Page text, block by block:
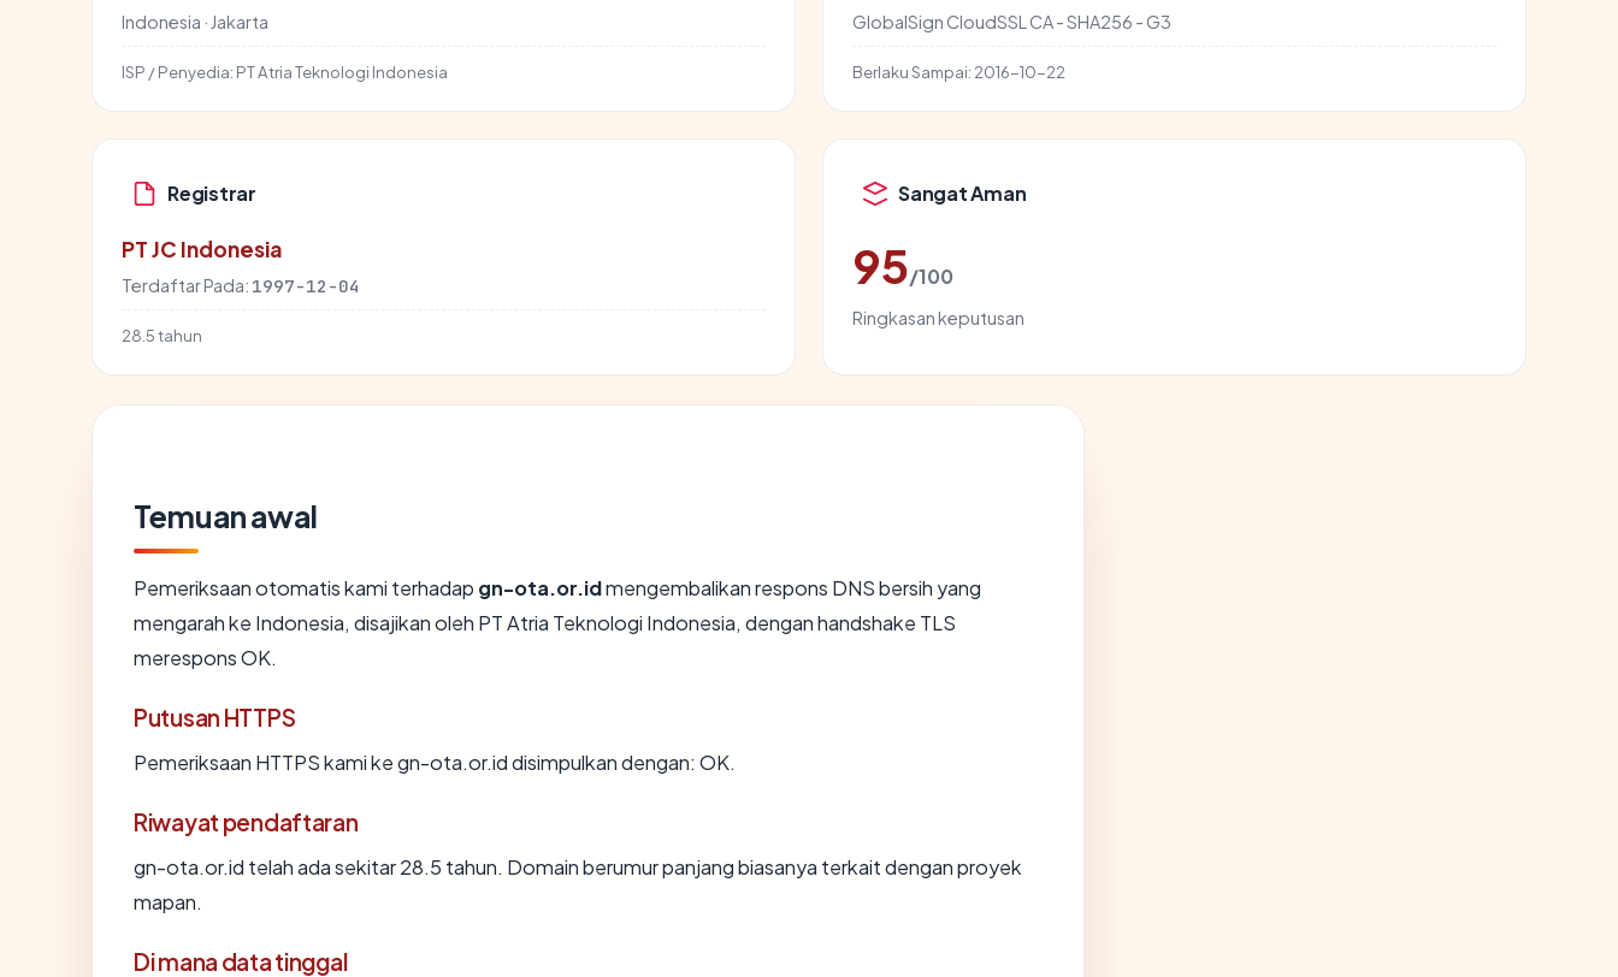
Indonesia · Jakarta
ISP / Penyedia: PT Atria Teknologi Indonesia
GlobalSign CloudSSL CA - SHA256 - G3
Berlaku Sampai: 2016-10-22
Registrar
PT JC Indonesia
Terdaftar Pada: 1997-12-04
28.5 tahun
Sangat Aman
95/100
Ringkasan keputusan
Temuan awal
Pemeriksaan otomatis kami terhadap gn-ota.or.idmengembalikan respons DNS bersih yang
mengarah ke Indonesia, disajikan oleh PT Atria Teknologi Indonesia, dengan handshake TLS
merespons OK.
Putusan HTTPS
Pemeriksaan HTTPS kami ke gn-ota.or.id disimpulkan dengan: OK.
Riwayat pendaftaran
gn-ota.or.id telah ada sekitar 28.5 tahun. Domain berumur panjang biasanya terkait dengan proyek
mapan.
Di mana data tinggal